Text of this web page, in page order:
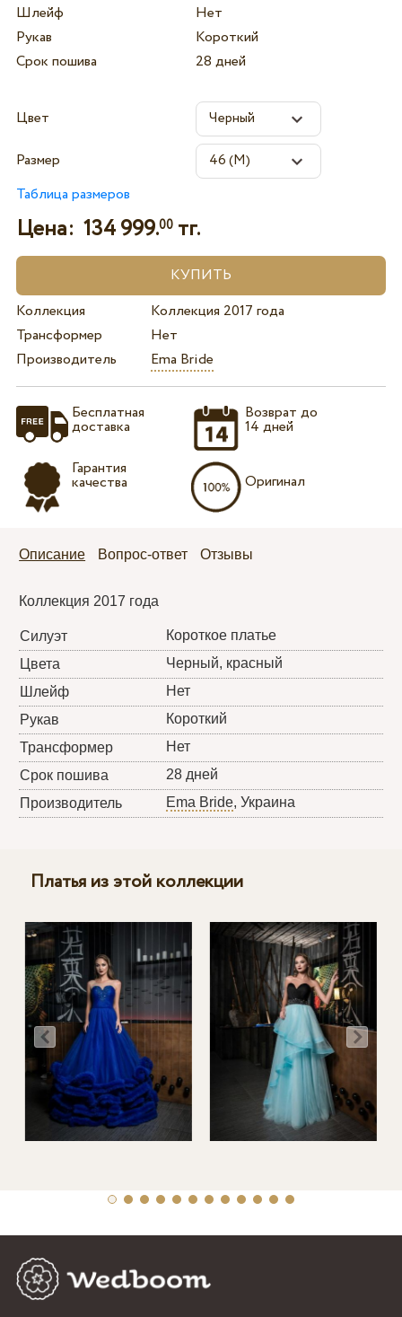
Шлейф
Нет
Рукав
Короткий
Срок пошива
28 дней
Цвет
Размер
Таблица размеров
Цена: 134 999.00тг.
Коллекция
Коллекция 2017 года
Трансформер
Нет
Производитель
Ema Bride
Бесплатная
доставка
Гарантия
качества
Возврат до
14 дней
Оригинал
Описание Вопрос-ответ Отзывы
Коллекция 2017 года
Силуэт
Короткое платье
Цвета
Черный, красный
Шлейф
Нет
Рукав
Короткий
Трансформер
Нет
Срок пошива
28 дней
Производитель
Ema Bride, Украина
Платья из этой коллекции